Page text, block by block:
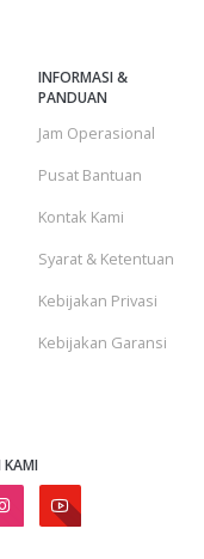
INFORMASI &
PANDUAN
Jam Operasional
Pusat Bantuan
Kontak Kami
Syarat & Ketentuan
Kebijakan Privasi
Kebijakan Garansi
KAMI